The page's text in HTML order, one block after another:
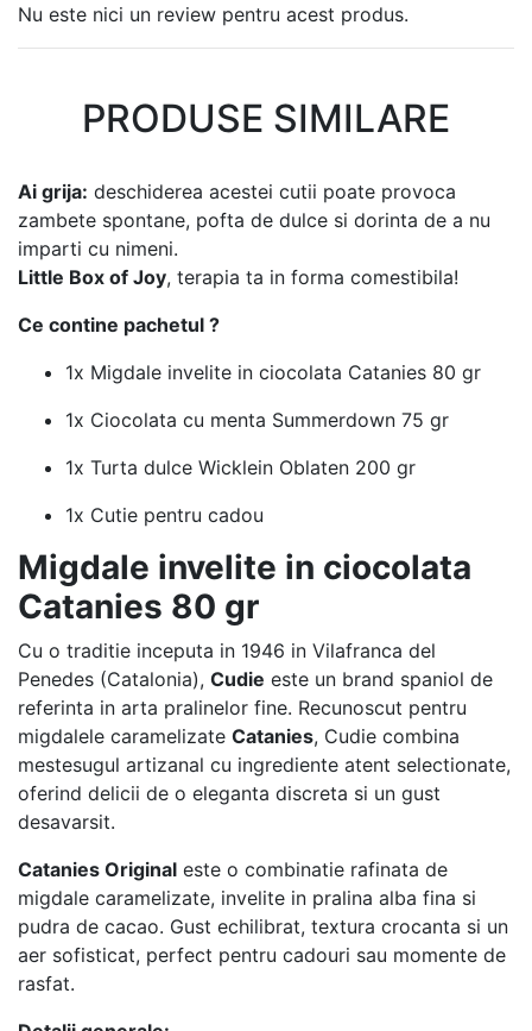
Nu este nici un review pentru acest produs.
PRODUSE SIMILARE
Ai grija: deschiderea acestei cutii poate provoca
zambete spontane, pofta de dulce si dorinta de a nu
imparti cu nimeni.
Little Box of Joy, terapia ta in forma comestibila!
Ce contine pachetul ?
1x Migdale invelite in ciocolata Catanies 80 gr
1x Ciocolata cu menta Summerdown 75 gr
1x Turta dulce Wicklein Oblaten 200 gr
1x Cutie pentru cadou
Migdale invelite in ciocolata
Catanies 80 gr
Cu o traditie inceputa in 1946 in Vilafranca del
Penedes (Catalonia), Cudie este un brand spaniol de
referinta in arta pralinelor fine. Recunoscut pentru
migdalele caramelizate Catanies, Cudie combina
mestesugul artizanal cu ingrediente atent selectionate,
oferind delicii de o eleganta discreta si un gust
desavarsit.
Catanies Original este o combinatie rafinata de
migdale caramelizate, invelite in pralina alba fina si
pudra de cacao. Gust echilibrat, textura crocanta si un
aer sofisticat, perfect pentru cadouri sau momente de
rasfat.